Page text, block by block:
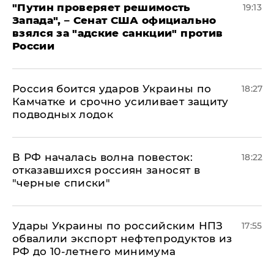
"Путин проверяет решимость
Запада", – Сенат США официально
взялся за "адские санкции" против
России
19:13
Россия боится ударов Украины по
Камчатке и срочно усиливает защиту
подводных лодок
18:27
​В РФ началась волна повесток:
отказавшихся россиян заносят в
"черные списки"
18:22
Удары Украины по российским НПЗ
обвалили экспорт нефтепродуктов из
РФ до 10-летнего минимума
17:55